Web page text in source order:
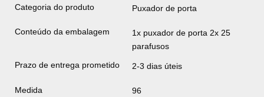
Categoria do produto Puxador de porta
Conteúdo da embalagem
1x puxador de porta 2x 25
parafusos
Prazo de entrega prometido 2-3 dias úteis
Medida 96